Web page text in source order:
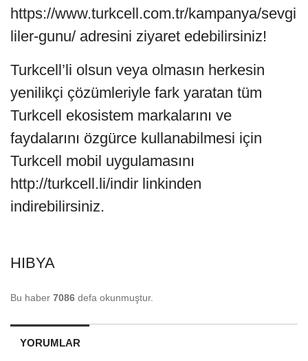
https://www.turkcell.com.tr/kampanya/sevgi
liler-gunu/ adresini ziyaret edebilirsiniz!
Turkcell’li olsun veya olmasın herkesin
yenilikçi çözümleriyle fark yaratan tüm
Turkcell ekosistem markalarını ve
faydalarını özgürce kullanabilmesi için
Turkcell mobil uygulamasını
http://turkcell.li/indir linkinden
indirebilirsiniz.
HIBYA
Bu haber 7086 defa okunmuştur.
YORUMLAR